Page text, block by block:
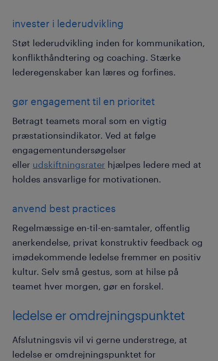
invester i lederudvikling
Støt lederudvikling inden for kommunikation,
konflikthåndtering og coaching. Stærke
lederegenskaber kan læres og forfines.
gør engagement til en prioritet
Betragt teamets moral som en vigtig
præstationsindikator. Ved at følge
engagementundersøgelser
eller udskiftningsrater hjælpes ledere med at
holdes ansvarlige for motivationen.
anvend best practices
Regelmæssige en-til-en-samtaler, offentlig
anerkendelse, privat konstruktiv feedback og
imødekommende ledelse fremmer en positiv
kultur. Selv små gestus, som at hilse på
teamet hver morgen, gør en forskel.
ledelse er omdrejningspunktet
Afslutningsvis vil vi gerne understrege, at
ledelse er omdrejningspunktet for